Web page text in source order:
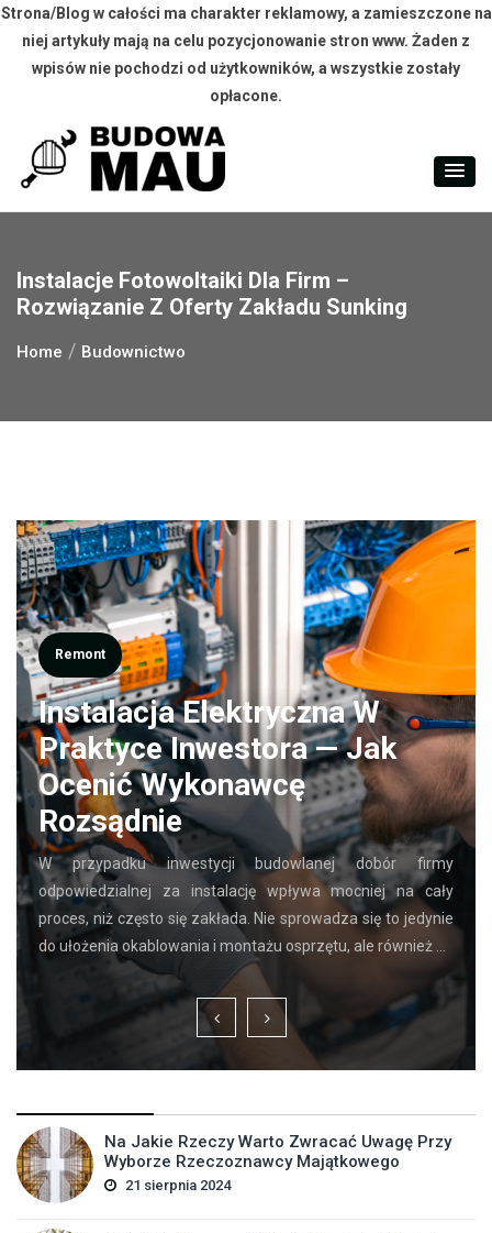
Strona/Blog w całości ma charakter reklamowy, a zamieszczone na
niej artykuły mają na celu pozycjonowanie stron www. Żaden z
wpisów nie pochodzi od użytkowników, a wszystkie zostały
opłacone.
content
Instalacje Fotowoltaiki Dla Firm –
Rozwiązanie Z Oferty Zakładu Sunking
Home Budownictwo
Remont
Instalacja Elektryczna W
Praktyce Inwestora — Jak
Ocenić Wykonawcę
Rozsądnie
W przypadku inwestycji budowlanej dobór firmy
odpowiedzialnej za instalację wpływa mocniej na cały
proces, niż często się zakłada. Nie sprowadza się to jedynie
do ułożenia okablowania i montażu osprzętu, ale również …
Na Jakie Rzeczy Warto Zwracać Uwagę Przy
Wyborze Rzeczoznawcy Majątkowego
21 sierpnia 2024